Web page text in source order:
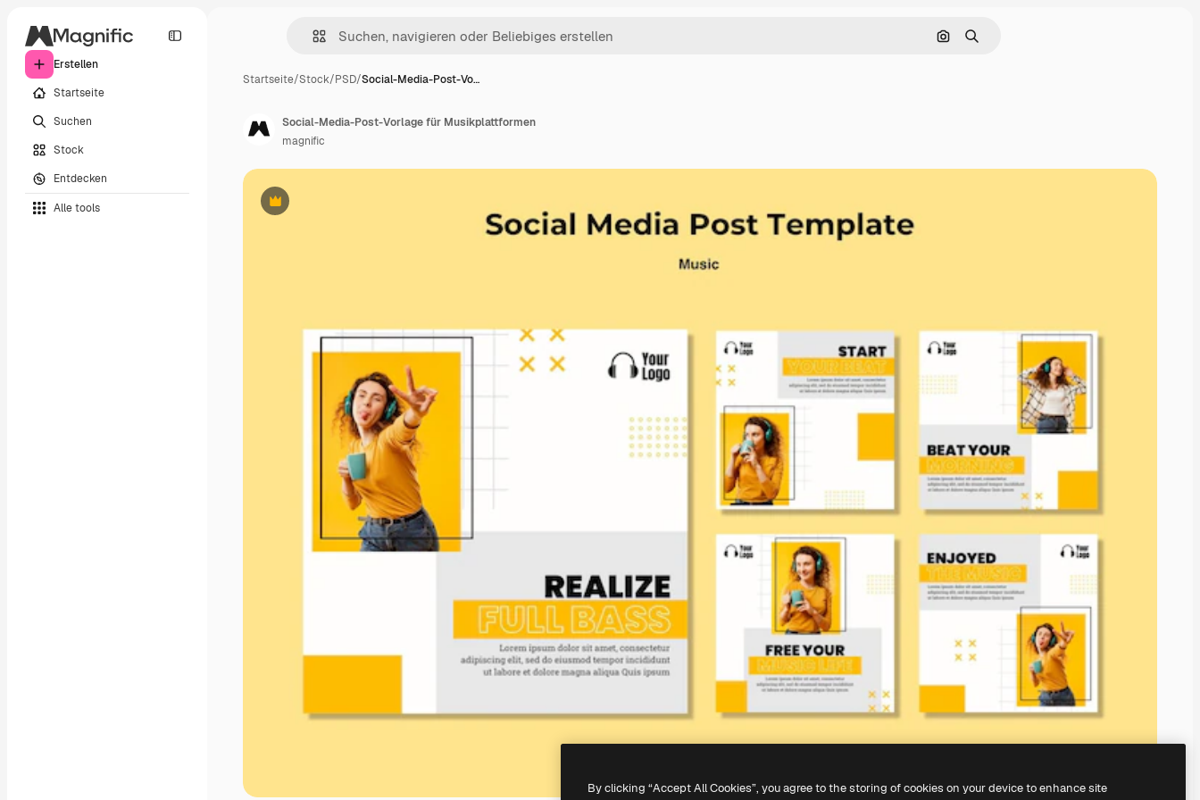
Erstellen
Startseite
Suchen
Stock
Entdecken
Alle tools
Nach Bild suchen
Suchen
Startseite/Stock/PSD/Social-Media-Post-Vo…
Premium
Social-Media-Post-Vorlage für Musikplattformen
magnific
By clicking “Accept All Cookies”, you agree to the storing of cookies on your device to enhance site